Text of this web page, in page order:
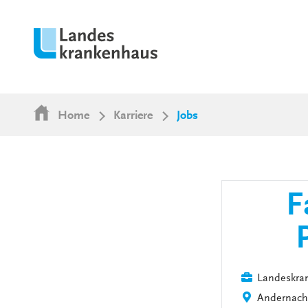
Home Karriere Jobs